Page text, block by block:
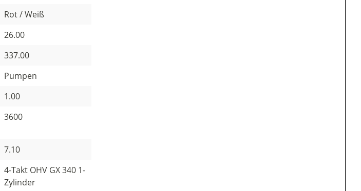
Rot / Weiß
26.00
337.00
Pumpen
1.00
3600
7.10
4-Takt OHV GX 340 1-
Zylinder